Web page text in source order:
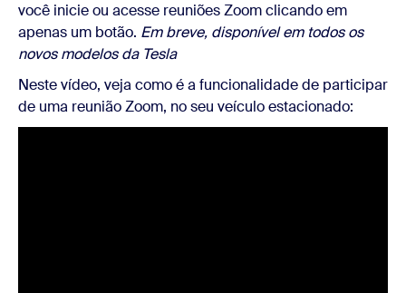
você inicie ou acesse reuniões Zoom clicando em
apenas um botão. Em breve, disponível em todos os
novos modelos da Tesla
Neste vídeo, veja como é a funcionalidade de participar
de uma reunião Zoom, no seu veículo estacionado: